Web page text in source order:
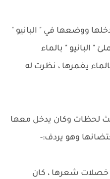
ووضعها في " البانيو "
" البانيو " بالماء
يغمرها ، نظرت له
لحظات وكان يدخل معها
وهو يردف:-
خصلات شعرها ، كان